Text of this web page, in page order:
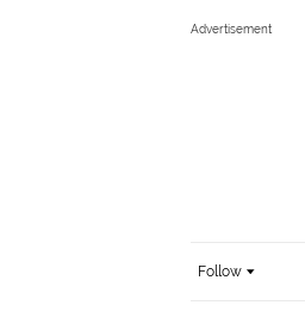
Follow